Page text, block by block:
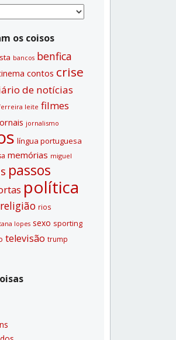
os coisos
bancos benfica
contos crise
de notí­cias
leite filmes
jornalismo
lí­ngua portuguesa
memórias miguel
passos
polí­tica
religião rios
lopes sexo sporting
televisão trump